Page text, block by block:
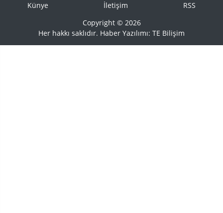
Künye İletişim
RSS
Copyright © 2026
Her hakkı saklıdır. Haber Yazılımı: TE Bilişim